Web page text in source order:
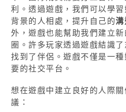
利。透過遊戲，我們可以學
背景的人相處，提升自己的
外，遊戲也能幫助我們建立
圈。許多玩家透過遊戲結識
找到了伴侶。遊戲不僅是一
要的社交平台。
想在遊戲中建立良好的人際
議：